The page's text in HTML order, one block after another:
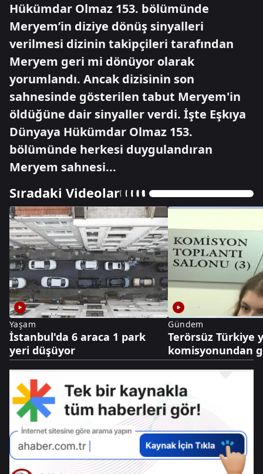
Hükümdar Olmaz 153. bölümünde
Meryem’in diziye dönüş sinyalleri
verilmesi dizinin takipçileri tarafından
Meryem geri mi dönüyor olarak
yorumlandı. Ancak dizisinin son
sahnesinde gösterilen tabut Meryem'in
öldüğüne dair sinyaller verdi. İşte Eşkıya
Dünyaya Hükümdar Olmaz 153.
bölümünde herkesi duygulandıran
Meryem sahnesi...
Sıradaki Videolar
Yaşam
İstanbul'da 6 araca 1 park
yeri düşüyor
Gündem
Terörsüz Türkiye
komisyonundan